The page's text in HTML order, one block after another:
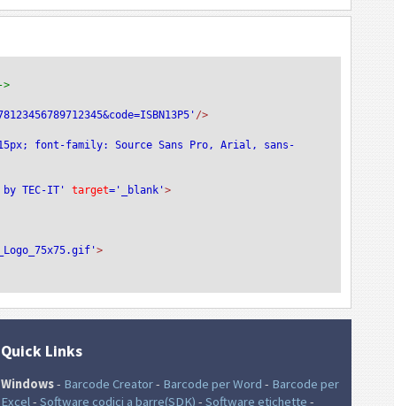
/>
font-family: Source Sans Pro, Arial, sans-
TEC-IT' target='_blank'>
>
Quick Links
Windows- Barcode Creator- Barcode per Word - Barcode per
Excel- Software codici a barre(SDK) - Software etichette -